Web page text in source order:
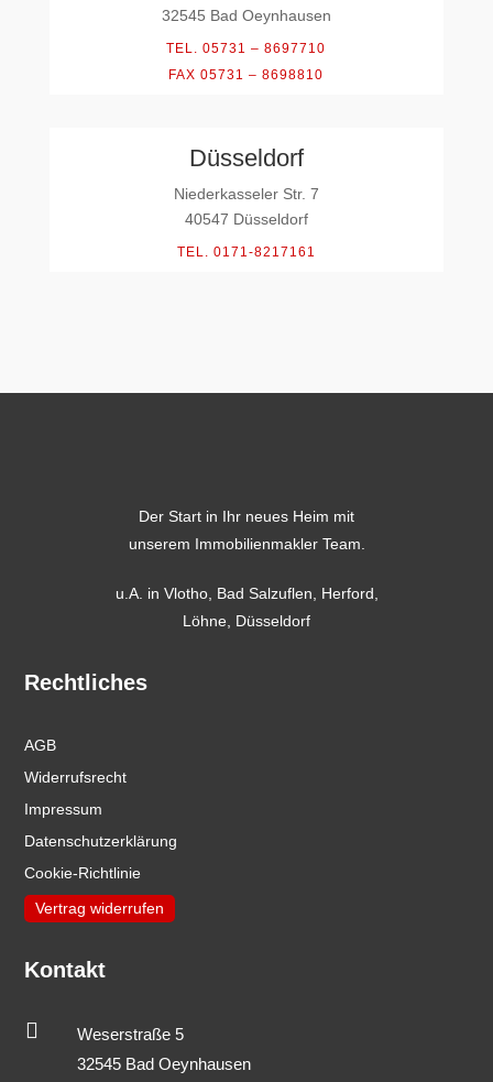
32545 Bad Oeynhausen
TEL. 05731 – 8697710
FAX 05731 – 8698810
Düsseldorf
Niederkasseler Str. 7
40547 Düsseldorf
TEL. 0171-8217161
Der Start in Ihr neues Heim mit
unserem Immobilienmakler Team.
u.A. in Vlotho, Bad Salzuflen Herford
Löhne, Düsseldorf
Rechtliches
AGB
Widerrufsrecht
Impressum
Datenschutzerklärung
Cookie-Richtlinie
Vertrag widerrufen
Kontakt

Weserstraße 5
32545 Bad Oeynhausen